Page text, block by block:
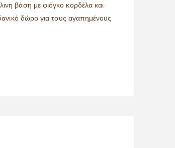
βάση με φιόγκο κορδέλα και
δώρο για τους αγαπημένους